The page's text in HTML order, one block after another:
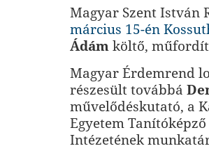
Magyar Szent István
március 15-én
Ádám költő,
Magyar Érdemrend
részesült továbbá
művelődéskutató, a
Egyetem
Intézetének